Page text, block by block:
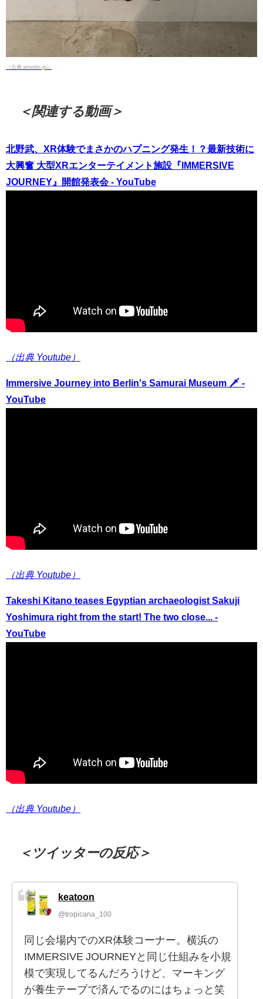
（出典 ameblo.jp）
＜関連する動画＞
北野武、XR体験でまさかのハプニング発生！？最新技術に
大興奮 大型XRエンターテイメント施設『IMMERSIVE
JOURNEY』開館発表会 - YouTube
（出典 Youtube）
Immersive Journey into Berlin's Samurai Museum 🗡️ -
YouTube
（出典 Youtube）
Takeshi Kitano teases Egyptian archaeologist Sakuji
Yoshimura right from the start! The two close... -
YouTube
（出典 Youtube）
＜ツイッターの反応＞
keatoon
@tropicana_100
同じ会場内でのXR体験コーナー。横浜の
IMMERSIVE JOURNEYと同じ仕組みを小規
模で実現してるんだろうけど、マーキング
が養生テープで済んでるのにはちょっと笑